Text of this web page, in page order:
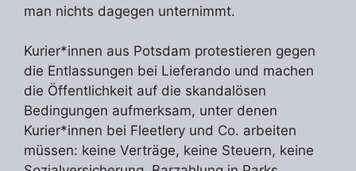
man nichts dagegen unternimmt.
Kurier*innen aus Potsdam protestieren gegen
die Entlassungen bei Lieferando und machen
die Öffentlichkeit auf die skandalösen
Bedingungen aufmerksam, unter denen
Kurier*innen bei Fleetlery und Co. arbeiten
müssen: keine Verträge, keine Steuern, keine